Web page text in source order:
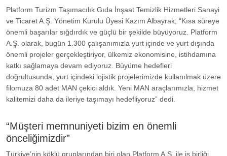
Platform Turizm Taşımacılık Gıda İnşaat Temizlik Hizmetleri Sanayi
ve Ticaret A.Ş. Yönetim Kurulu Üyesi Kazım Albayrak; “Kısa süreye
önemli başarılar sığdırdık ve güçlü bir şekilde büyüyoruz. Platform
A.Ş. olarak, bugün 1.300 çalışanımızla yurt içinde ve yurt dışında
önemli projeler gerçekleştiriyor, ülkemiz ekonomisine, istihdamına
katkı sağlamaya devam ediyoruz. Büyüme hedefleri
doğrultusunda, yurt içindeki lojistik projelerimizde kullanılmak üzere
filomuza 80 adet MAN çekici aldık. Yeni MAN araçlarımızla, hizmet
kalitemizi daha da ileriye taşımayı hedefliyoruz” dedi.
“Müşteri memnuniyeti bizim en önemli
önceliğimizdir”
Türkiye’nin köklü gruplarından biri olan Platform A.Ş. ile iş birliği